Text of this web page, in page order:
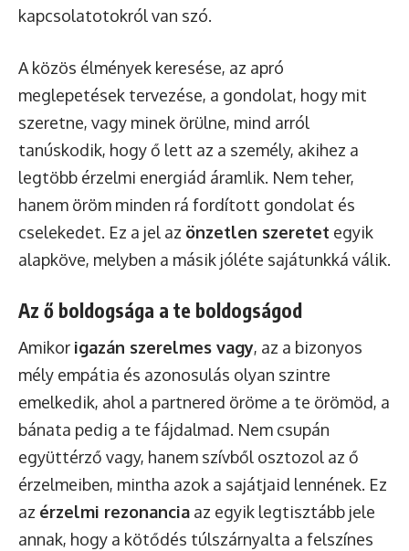
kapcsolatotokról van szó.
A közös élmények keresése, az apró
meglepetések tervezése, a gondolat, hogy mit
szeretne, vagy minek örülne, mind arról
tanúskodik, hogy ő lett az a személy, akihez a
legtöbb érzelmi energiád áramlik. Nem teher,
hanem öröm minden rá fordított gondolat és
cselekedet. Ez a jel az önzetlen szeretet egyik
alapköve, melyben a másik jóléte sajátunkká válik.
Az ő boldogsága a te boldogságod
Amikor igazán szerelmes vagy, az a bizonyos
mély empátia és azonosulás olyan szintre
emelkedik, ahol a partnered öröme a te örömöd, a
bánata pedig a te fájdalmad. Nem csupán
együttérző vagy, hanem szívből osztozol az ő
érzelmeiben, mintha azok a sajátjaid lennének. Ez
az érzelmi rezonancia az egyik legtisztább jele
annak, hogy a kötődés túlszárnyalta a felszínes